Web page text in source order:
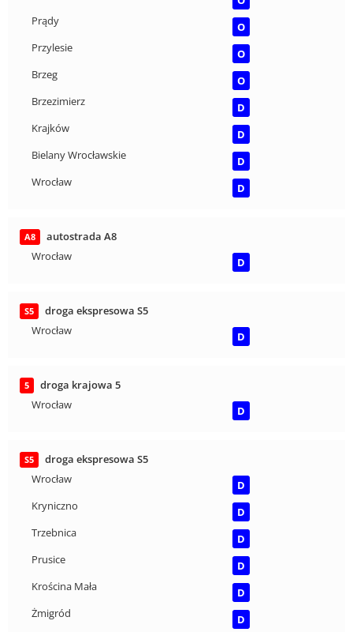
Prądy
O
Przylesie
O
Brzeg
O
Brzezimierz
D
Krajków
D
Bielany Wrocławskie
D
Wrocław
D
A8
autostrada A8
Wrocław
D
S5
droga ekspresowa S5
Wrocław
D
5
droga krajowa 5
Wrocław
D
S5
droga ekspresowa S5
Wrocław
D
Kryniczno
D
Trzebnica
D
Prusice
D
Krościna Mała
D
Żmigród
D